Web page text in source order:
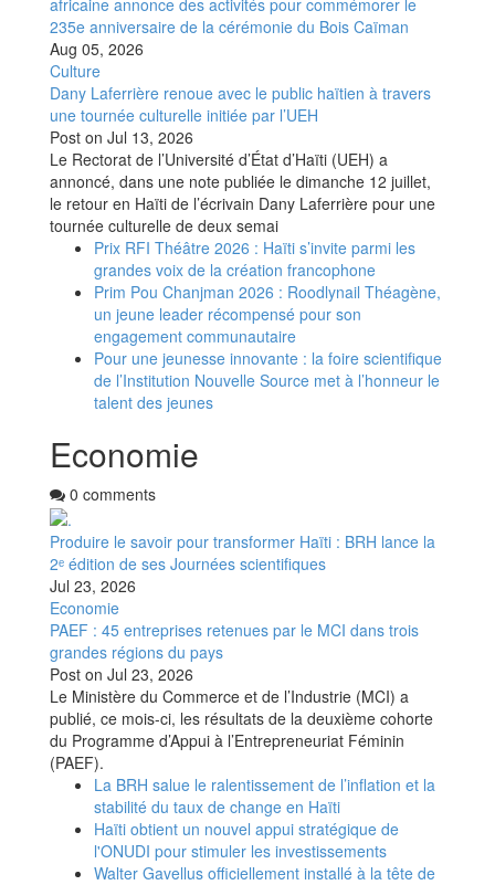
africaine annonce des activités pour commémorer le
235e anniversaire de la cérémonie du Bois Caïman
Aug 05, 2026
Culture
Dany Laferrière renoue avec le public haïtien à travers
une tournée culturelle initiée par l’UEH
Post on Jul 13, 2026
Le Rectorat de l’Université d’État d’Haïti (UEH) a
annoncé, dans une note publiée le dimanche 12 juillet,
le retour en Haïti de l’écrivain Dany Laferrière pour une
tournée culturelle de deux semai
Prix RFI Théâtre 2026 : Haïti s’invite parmi les
grandes voix de la création francophone
Prim Pou Chanjman 2026 : Roodlynail Théagène,
un jeune leader récompensé pour son
engagement communautaire
Pour une jeunesse innovante : la foire scientifique
de l’Institution Nouvelle Source met à l’honneur le
talent des jeunes
Economie
0 comments
Produire le savoir pour transformer Haïti : BRH lance la
2ᵉ édition de ses Journées scientifiques
Jul 23, 2026
Economie
PAEF : 45 entreprises retenues par le MCI dans trois
grandes régions du pays
Post on Jul 23, 2026
Le Ministère du Commerce et de l’Industrie (MCI) a
publié, ce mois-ci, les résultats de la deuxième cohorte
du Programme d’Appui à l’Entrepreneuriat Féminin
(PAEF).
La BRH salue le ralentissement de l’inflation et la
stabilité du taux de change en Haïti
Haïti obtient un nouvel appui stratégique de
l'ONUDI pour stimuler les investissements
Walter Gavellus officiellement installé à la tête de